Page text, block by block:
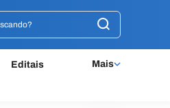
Editais Mais